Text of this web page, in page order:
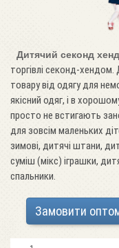
Дитячий секонд хенд
торгівлі секонд-
товару від одягу для
якісний одяг, і в
просто не встигають
для зовсім маленьких
зимові, дитячі штани,
суміш (мікс) іграшки,
спальники.
Замовити